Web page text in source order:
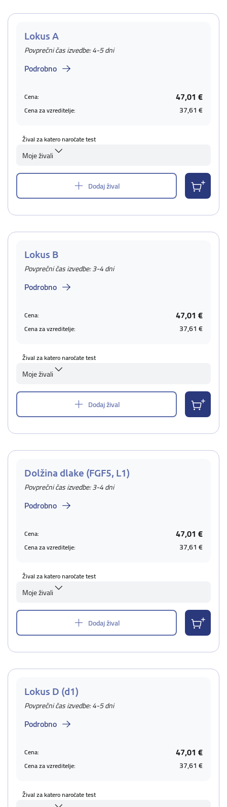
Lokus A
Povprečni čas izvedbe: 4-5 dni
Podrobno
Cena: 47,01 €
Cena za vzreditelje: 37,61 €
Žival za katero naročate test
Moje živali
Dodaj žival
Lokus B
Povprečni čas izvedbe: 3-4 dni
Podrobno
Cena: 47,01 €
Cena za vzreditelje: 37,61 €
Žival za katero naročate test
Moje živali
Dodaj žival
Dolžina dlake (FGF5, L1)
Povprečni čas izvedbe: 3-4 dni
Podrobno
Cena: 47,01 €
Cena za vzreditelje: 37,61 €
Žival za katero naročate test
Moje živali
Dodaj žival
Lokus D (d1)
Povprečni čas izvedbe: 4-5 dni
Podrobno
Cena: 47,01 €
Cena za vzreditelje: 37,61 €
Žival za katero naročate test